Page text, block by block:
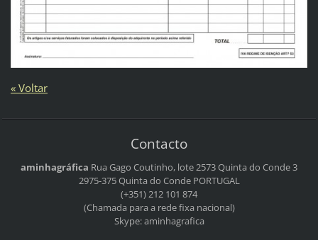
« Voltar
Contacto
aminhagráfica Rua Gago Coutinho, lote 2573Quinta do Conde 3
2975-375 Quinta do CondePORTUGAL
(+351) 212 101 874
(Chamada para a rede fixa nacional)
Skype: aminhagrafica